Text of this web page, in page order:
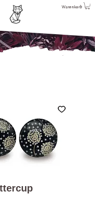
Warenkorb